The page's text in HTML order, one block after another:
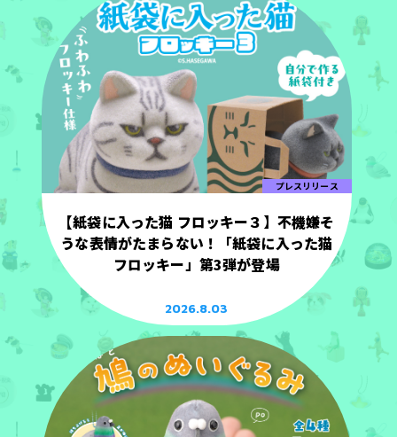
プレスリリース
【紙袋に入った猫 フロッキー３】不機嫌そ
うな表情がたまらない！「紙袋に入った猫
フロッキー」第3弾が登場
2026.8.03